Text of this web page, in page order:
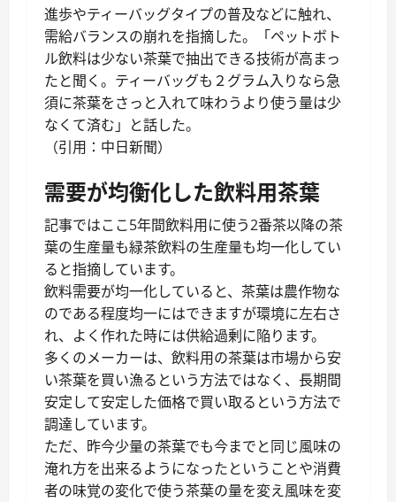
進歩やティーバッグタイプの普及などに触れ、
需給バランスの崩れを指摘した。「ペットボト
ル飲料は少ない茶葉で抽出できる技術が高まっ
たと聞く。ティーバッグも２グラム入りなら急
須に茶葉をさっと入れて味わうより使う量は少
なくて済む」と話した。
（引用：中日新聞）
需要が均衡化した飲料用茶葉
記事ではここ5年間飲料用に使う2番茶以降の茶
葉の生産量も緑茶飲料の生産量も均一化してい
ると指摘しています。
飲料需要が均一化していると、茶葉は農作物な
のである程度均一にはできますが環境に左右さ
れ、よく作れた時には供給過剰に陥ります。
多くのメーカーは、飲料用の茶葉は市場から安
い茶葉を買い漁るという方法ではなく、長期間
安定して安定した価格で買い取るという方法で
調達しています。
ただ、昨今少量の茶葉でも今までと同じ風味の
淹れ方を出来るようになったということや消費
者の味覚の変化で使う茶葉の量を変え風味を変